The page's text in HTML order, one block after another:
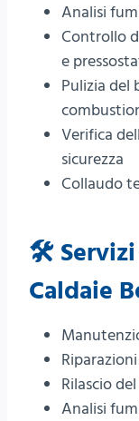
Analisi
Controllo
e
Pulizia del
Verifica
sicurezza
Collaudo
🛠️ Servizi
Caldaie
Rilascio
Analisi